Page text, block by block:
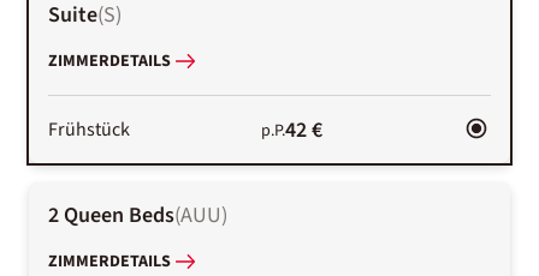
Suite(S)
ZIMMERDETAILS
Frühstück p.P.42 €
2 Queen Beds(AUU)
ZIMMERDETAILS